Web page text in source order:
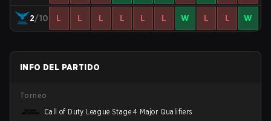
2/10 L L L L L L W L L W
INFO DEL PARTIDO
Torneo
Call of Duty League Stage 4 Major Qualifiers